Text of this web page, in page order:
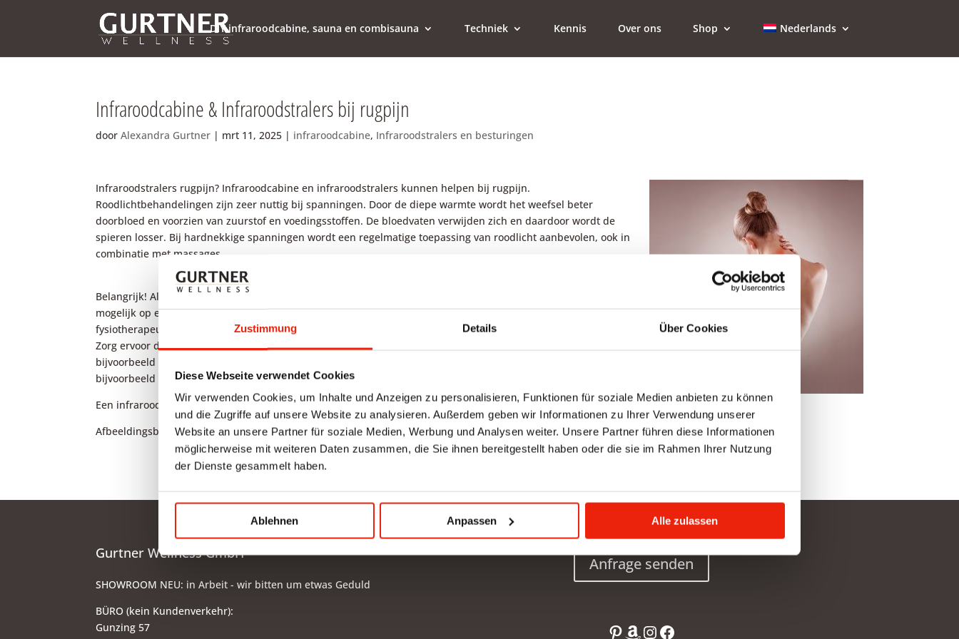
Zustimmung Details Über Cookies
Diese Webseite verwendet Cookies
Wir verwenden Cookies, um Inhalte und Anzeigen zu personalisieren, Funktionen für soziale Medien anbieten zu können
und die Zugriffe auf unsere Website zu analysieren. Außerdem geben wir Informationen zu Ihrer Verwendung unserer
Website an unsere Partner für soziale Medien, Werbung und Analysen weiter. Unsere Partner führen diese Informationen
möglicherweise mit weiteren Daten zusammen, die Sie ihnen bereitgestellt haben oder die sie im Rahmen Ihrer Nutzung
der Dienste gesammelt haben.
Ablehnen Anpassen Alle zulassen
DIY infraroodcabine, sauna en combisauna Techniek Kennis Over ons Shop Nederlands
Infraroodcabine & Infraroodstralers bij rugpijn
doorAlexandra Gurtner | mrt 11, 2025 | infraroodcabine, Infraroodstralers en besturingen
Infraroodstralers rugpijn? Infraroodcabine en infraroodstralers kunnen helpen bij rugpijn.
Roodlichtbehandelingen zijn zeer nuttig bij spanningen. Door de diepe warmte wordt het weefsel beter
doorbloed en voorzien van zuurstof en voedingsstoffen. De bloedvaten verwijden zich en daardoor wordt de
spieren losser. Bij hardnekkige spanningen wordt een regelmatige toepassing van roodlicht aanbevolen, ook in
combinatie met massages.
Belangrijk! Als u uw spanning permanent wilt kwijtraken, moet u de oorzaak achterhalen. Uw lichaam reageert
mogelijk op een slechte houding, die u dringend moet corrigeren om schade aan de wervels te voorkomen. Uw
fysiotherapeut of vertrouwde arts kan u hierbij nuttige hulp bieden en ook oefeningen tonen.
Zorg ervoor dat u de oorzaak van de rugpijn onderzoekt! Niet altijd is warmte de beste oplossing. Als u
bijvoorbeeld last heeft van ontstekingen, zou u normaal gesproken warmte moeten vermijden. De oorzaak kan
bijvoorbeeld een probleem met de tussenwervelschijven zijn, een ingeklemde zenuw of de wervels zelf.
Een infraroodcabine of infraroodstraler kan dus verlichting bieden bij rugpijn, maar vervangt nooit een bezoek aan de arts of therapeut.
Afbeeldingsbron: Shutterstock/Stasique
Gurtner Wellness GmbH
SHOWROOM NEU: in Arbeit - wir bitten um etwas Geduld
BÜRO (kein Kundenverkehr):
Gunzing 57
Anfrage senden
Pinterest
Amazon
Instagram
Facebook